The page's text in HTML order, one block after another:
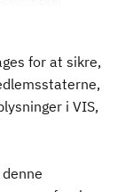
for at sikre,
i VIS,